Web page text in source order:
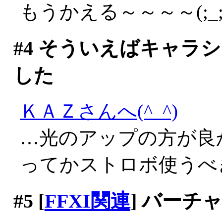
もうかえる～～～～
#4そういえばキャラ
した
ＫＡＺさんへ(^_^)
…光のアップの方が良
ってかストロボ使う
#5 [FFXI関連] バーチ